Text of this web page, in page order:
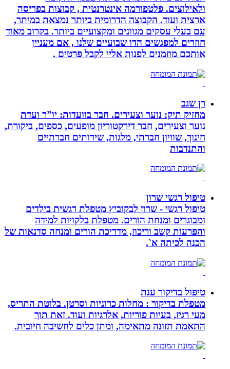
ולאילוצים. פלטפורמה אינטרנטית , קבוצות בפריסה
ארצית ועוד. הקבוצה הדרומית ביותר נמצאת במיתר,
עם בעלי עסקים מגוונים ומקצועיים ביותר. בקרוב מאוד
חוזרים למפגשים הדו שבועיים שלנו , אם מעניין
אותכם מוזמנים לפנות אליי לקבל פרטים .
רן שגב
מחזיק תיק: נוער וצעירים. חבר בוועדות: יו”ר ועדת
נוער וצעירים, חבר דירקטוריון מופעים, כספים, ביקורת,
חינוך, שוויון חברתי, מלגות, שירותים חברתיים
והתנדבות
טיפול רגשי שרון
טיפול רגשי - שרון לבקוביץ מטפלת רגשית בילדים
ומבוגרים ומנחת הורים. מטפלת בלקויות למידה
והפרעות קשב וריכוז, מדריכת הורים ומנחה סדנאות של
הכנה לכיתה א`.
טיפול בדיקור ענת
מטפלת בדיקור : מחלות כרוניות וסרטן. בלוטת התריס,
מעי רגיז, בעיות פוריות, אלרגיות ועוד. זאת תוך
התאמת תזונה מתאימה, ומתן כלים לחשיבה חיובית.